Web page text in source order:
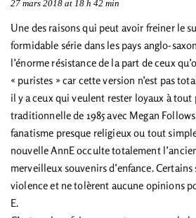
27 mars 2018 at 18 h 42 min
Une des raisons qui peut avoir freiner le
formidable série dans les pays anglo-
l’énorme résistance de la part de ceux
« puristes » car cette version n’est pas
il y a ceux qui veulent rester loyaux à
traditionnelle de 1985 avec Megan
fanatisme presque religieux ou tout
nouvelle AnnE occulte totalement
merveilleux souvenirs d’enfance.
violence et ne tolèrent aucune opinions
E.